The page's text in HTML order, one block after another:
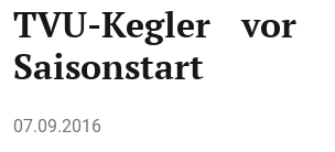
TVU-Kegler vor
Saisonstart
07.09.2016